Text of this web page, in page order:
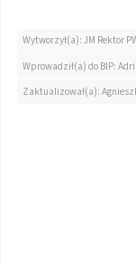
Wytworzył(a): JM Rektor
Wprowadził(a) do BIP:
Zaktualizował(a):